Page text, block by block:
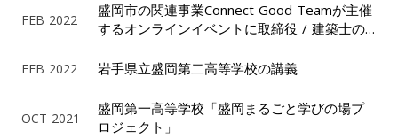
FEB 2022
盛岡市の関連事業Connect Good Teamが主催
するオンラインイベントに取締役 / 建築士の
FEB 2022 岩手県立盛岡第二高等学校の講義
OCT 2021
盛岡第一高等学校「盛岡まるごと学びの場プ
ロジェクト」